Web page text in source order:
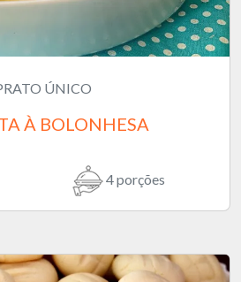
ÚNICO
À BOLONHESA
4 porções